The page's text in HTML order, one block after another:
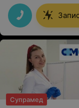
руках. Хочу отметить высокую компетентность и
профессионализм.
вопросы. Я
уровнем обслуживания. Спасибо
внимание к
Супрамед